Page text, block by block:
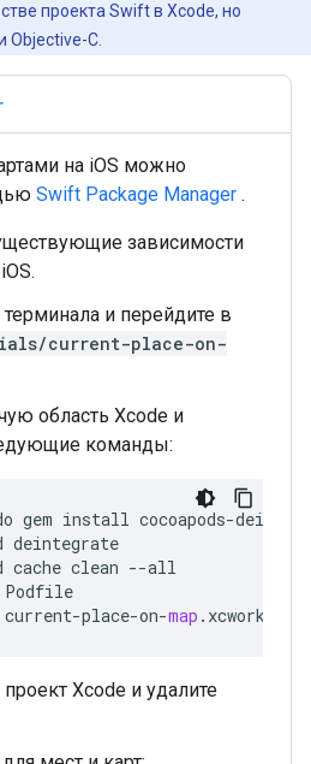
проекта Swift в Xcode, но
C.
на iOS можно
Swift Package Manager .
зависимости
и перейдите в
current-place-on-
область Xcode и
команды:
gem install cocoapods-
deintegrate
cache clean --all
Podfile
current-place-on-map .
Xcode и удалите